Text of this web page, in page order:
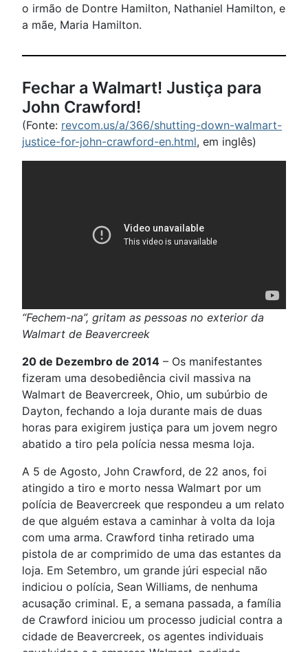
o irmão de Dontre Hamilton, Nathaniel Hamilton, e
a mãe, Maria Hamilton.
Fechar a Walmart! Justiça para
John Crawford!
(Fonte: revcom.us/a/366/shutting-down-walmart-
justice-for-john-crawford-en.html, em inglês)
“Fechem-na”, gritam as pessoas no exterior da
Walmart de Beavercreek
20 de Dezembro de 2014 – Os manifestantes
fizeram uma desobediência civil massiva na
Walmart de Beavercreek, Ohio, um subúrbio de
Dayton, fechando a loja durante mais de duas
horas para exigirem justiça para um jovem negro
abatido a tiro pela polícia nessa mesma loja.
A 5 de Agosto, John Crawford, de 22 anos, foi
atingido a tiro e morto nessa Walmart por um
polícia de Beavercreek que respondeu a um relato
de que alguém estava a caminhar à volta da loja
com uma arma. Crawford tinha retirado uma
pistola de ar comprimido de uma das estantes da
loja. Em Setembro, um grande júri especial não
indiciou o polícia, Sean Williams, de nenhuma
acusação criminal. E, a semana passada, a família
de Crawford iniciou um processo judicial contra a
cidade de Beavercreek, os agentes individuais